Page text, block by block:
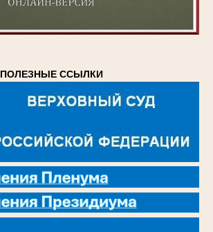
ПОЛЕЗНЫЕ ССЫЛКИ